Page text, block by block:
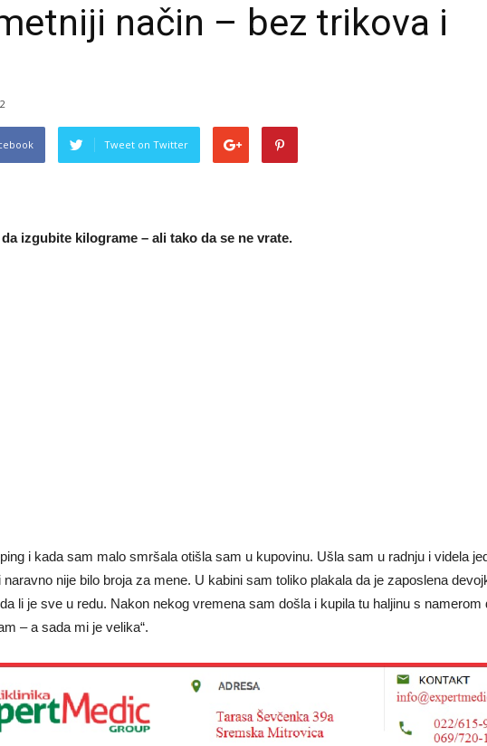
način – bez trikova i
Tweet on Twitter
izgubite kilograme – ali tako da se ne vrate.
i kada sam malo smršala otišla sam u kupovinu. Ušla sam u radnju i videla
naravno nije bilo broja za mene. U kabini sam toliko plakala da je zaposlena
li je sve u redu. Nakon nekog vremena sam došla i kupila tu haljinu s namerom
– a sada mi je velika“.